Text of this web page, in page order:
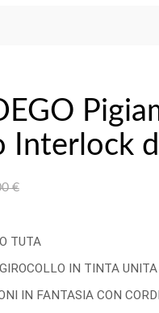
Interlock
€
TUTA
IN TINTA UNITA
IN FANTASIA CON